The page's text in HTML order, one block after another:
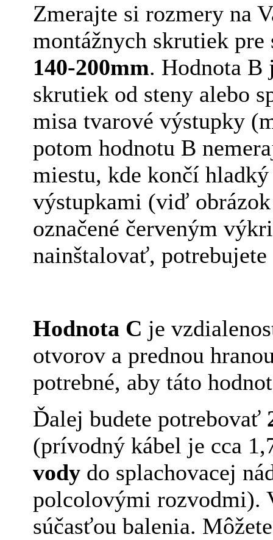
Zmerajte si rozmery na
montážnych skrutiek
140-200mm. Hodnota B
skrutiek od steny alebo
misa tvarové výstupky
potom hodnotu B
miestu, kde končí
výstupkami (viď
označené červeným
nainštalovať, potrebujete
Hodnota C je
otvorov a prednou
potrebné, aby táto
Ďalej budete potrebovať
(prívodný kábel je cca
vody do splachovacej
polcolovými rozvodmi).
súčasťou balenia.